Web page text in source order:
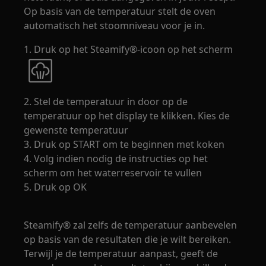
Op basis van de temperatuur stelt de oven
automatisch het stoomniveau voor je in.
1. Druk op het Steamify®-icoon op het scherm
2. Stel de temperatuur in door op de
temperatuur op het display te klikken. Kies de
gewenste temperatuur
3. Druk op START om te beginnen met koken
4. Volg indien nodig de instructies op het
scherm om het waterreservoir te vullen
5. Druk op OK
Steamify® zal zelfs de temperatuur aanbevelen
op basis van de resultaten die je wilt bereiken.
Terwijl je de temperatuur aanpast, geeft de